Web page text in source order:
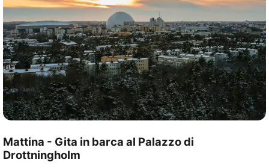
Mattina - Gita in barca al Palazzo di
Drottningholm